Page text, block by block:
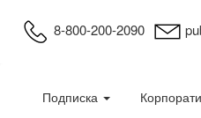
8-800-200-2090
Подписка